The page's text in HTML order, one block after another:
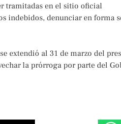
tramitadas en el sitio oficial
indebidos, denunciar en forma
extendió al 31 de marzo del
la prórroga por parte del